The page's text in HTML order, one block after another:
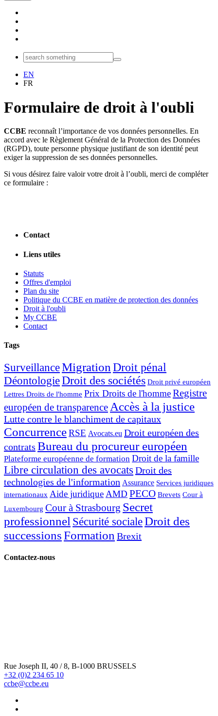
EN
FR
Formulaire de droit à l'oubli
CCBE reconnaît l’importance de vos données personnelles. En
accord avec le Règlement Général de la Protection des Données
(RGPD), toute personne physique justifiant de son identité peut
exiger la suppression de ses données personnelles.
Si vous désirez faire valoir votre droit à l’oubli, merci de compléter
ce formulaire :
Contact
Liens utiles
Statuts
Offres d'emploi
Plan du site
Politique du CCBE en matière de protection des données
Droit à l'oubli
My CCBE
Contact
Tags
SurveillanceMigration Droit pénal
DéontologieDroit des sociétés Droit privé européen
Lettres Droits de l'homme Prix Droits de l'hommeRegistre
européen de transparence Accès à la justice
Lutte contre le blanchiment de capitaux
ConcurrenceRSE Avocats.eu Droit européen des
contrats Bureau du procureur européen
Plateforme européenne de formation Droit de la famille
Libre circulation des avocats Droit des
technologies de l'information Assurance Services juridiques
internationaux Aide juridiqueAMD PECO Brevets Cour à
Luxembourg Cour à Strasbourg Secret
professionnel Sécurité socialeDroit des
successionsFormation Brexit
Contactez-nous
Rue Joseph II, 40 / 8, B-1000 BRUSSELS
+32 (0)2 234 65 10
ccbe@ccbe.eu